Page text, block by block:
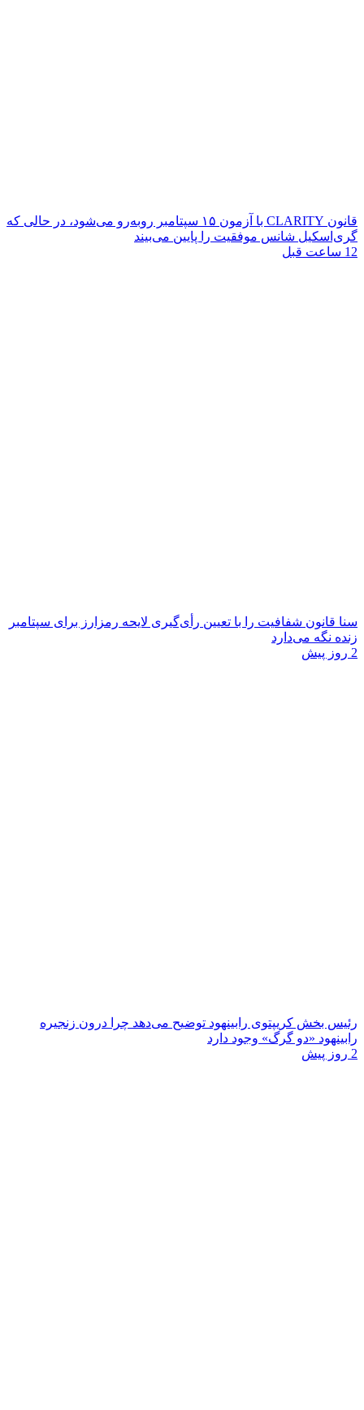
قانون CLARITY با آزمون ۱۵ سپتامبر روبه‌رو می‌شود، در حالی که
گری‌اسکیل شانس موفقیت را پایین می‌بیند
12 ساعت قبل
سنا قانون شفافیت را با تعیین رأی‌گیری لایحه رمزارز برای سپتامبر
زنده نگه می‌دارد
2 روز پیش
رئیس بخش کریپتوی رابینهود توضیح می‌دهد چرا درون زنجیره
رابینهود «دو گرگ» وجود دارد
2 روز پیش